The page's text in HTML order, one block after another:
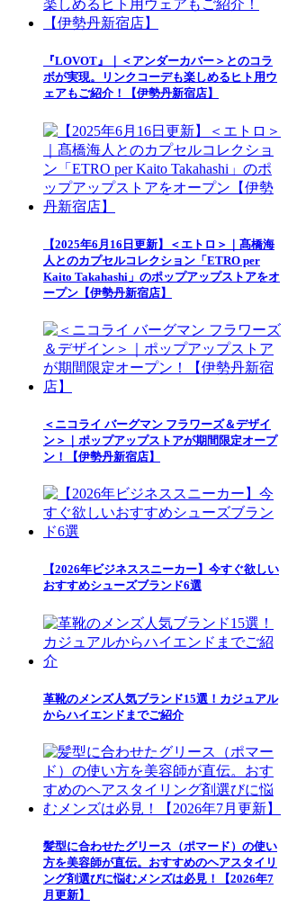
『LOVOT』｜＜アンダーカバー＞とのコラ
ボが実現。リンクコーデも楽しめるヒト用ウ
ェアもご紹介！【伊勢丹新宿店】
【2025年6月16日更新】＜エトロ＞｜髙橋海
人とのカプセルコレクション「ETRO per
Kaito Takahashi」のポップアップストアをオ
ープン【伊勢丹新宿店】
＜ニコライ バーグマン フラワーズ＆デザイ
ン＞｜ポップアップストアが期間限定オープ
ン！【伊勢丹新宿店】
【2026年ビジネススニーカー】今すぐ欲しい
おすすめシューズブランド6選
革靴のメンズ人気ブランド15選！カジュアル
からハイエンドまでご紹介
髪型に合わせたグリース（ポマード）の使い
方を美容師が直伝。おすすめのヘアスタイリ
ング剤選びに悩むメンズは必見！【2026年7
月更新】